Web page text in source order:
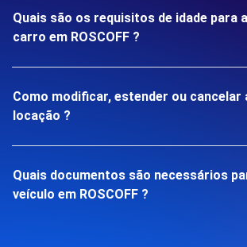
Quais são os requisitos de idade para
carro em ROSCOFF ?
Como modificar, estender ou cancelar
locação ?
Quais documentos são necessários
veículo em ROSCOFF ?